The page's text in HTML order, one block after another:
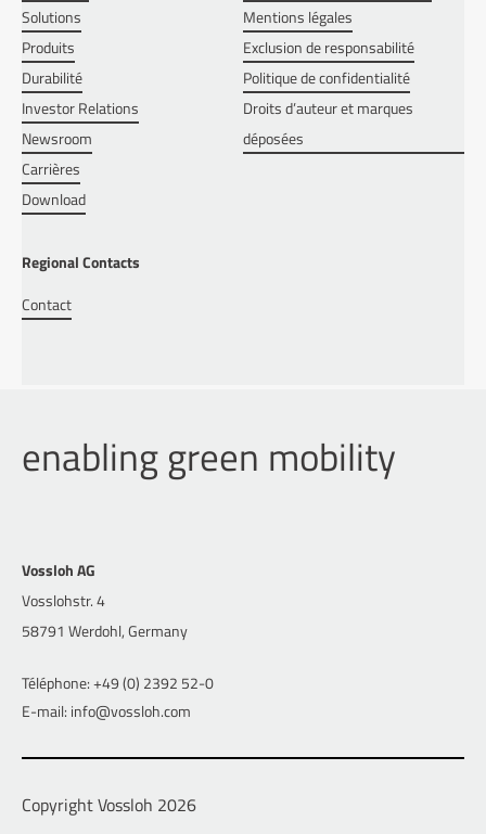
Solutions
Produits
Durabilité
Investor Relations
Newsroom
Carrières
Download
Mentions légales
Exclusion de responsabilité
Politique de confidentialité
Droits d’auteur et marques
déposées
Regional Contacts
Contact
enabling green mobility
Vossloh AG
Vosslohstr. 4
58791 Werdohl, Germany
Téléphone: +49 (0) 2392 52-0
E-mail: info@vossloh.com
Copyright Vossloh 2026